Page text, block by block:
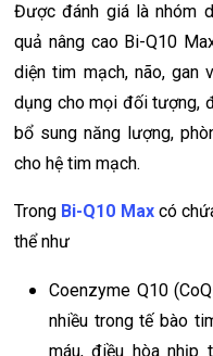
Được đánh giá là nhóm
quả nâng cao Bi-Q10
diện tim mạch, não, gan
dụng cho mọi đối tượng,
bổ sung năng lượng,
cho hệ tim mạch.
Trong Bi-Q10 Maxcó
thể như
Coenzyme Q10
nhiều trong tế bào
máu, điều hòa nhịp